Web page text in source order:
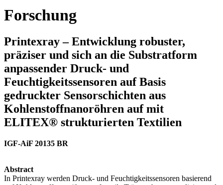
Forschung
Printexray – Entwicklung robuster,
präziser und sich an die Substratform
anpassender Druck- und
Feuchtigkeitssensoren auf Basis
gedruckter Sensorschichten aus
Kohlenstoffnanoröhren auf mit
ELITEX® strukturierten Textilien
IGF-AiF 20135 BR
Abstract
In Printexray werden Druck- und Feuchtigkeitssensoren basierend